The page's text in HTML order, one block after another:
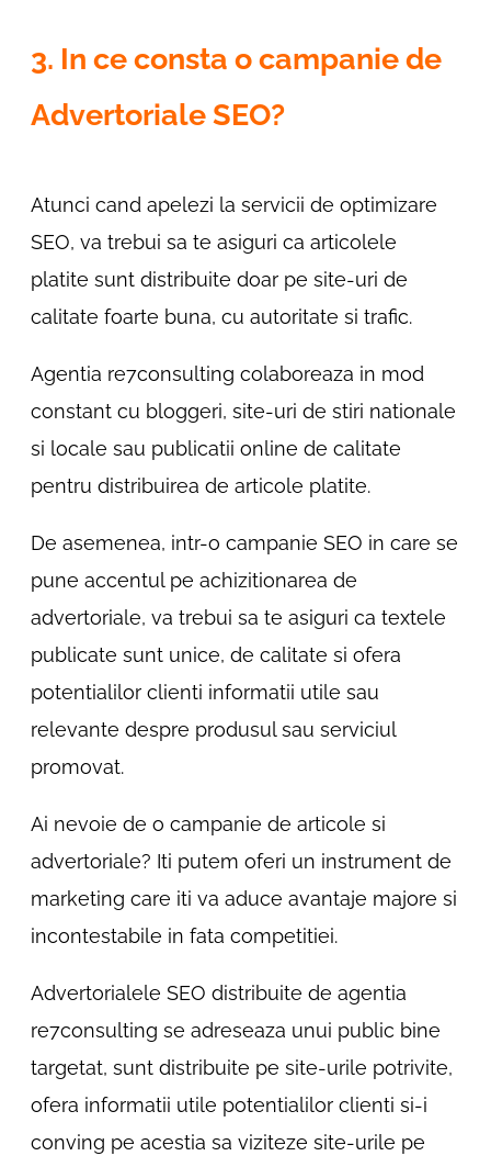
3. In ce consta o campanie de
Advertoriale SEO?
Atunci cand apelezi la servicii de optimizare
SEO, va trebui sa te asiguri ca articolele
platite sunt distribuite doar pe site-uri de
calitate foarte buna, cu autoritate si trafic.
Agentia re7consulting colaboreaza in mod
constant cu bloggeri, site-uri de stiri nationale
si locale sau publicatii online de calitate
pentru distribuirea de articole platite.
De asemenea, intr-o campanie SEO in care se
pune accentul pe achizitionarea de
advertoriale, va trebui sa te asiguri ca textele
publicate sunt unice, de calitate si ofera
potentialilor clienti informatii utile sau
relevante despre produsul sau serviciul
promovat.
Ai nevoie de o campanie de articole si
advertoriale? Iti putem oferi un instrument de
marketing care iti va aduce avantaje majore si
incontestabile in fata competitiei.
Advertorialele SEO distribuite de agentia
re7consulting se adreseaza unui public bine
targetat, sunt distribuite pe site-urile potrivite,
ofera informatii utile potentialilor clienti si-i
conving pe acestia sa viziteze site-urile pe